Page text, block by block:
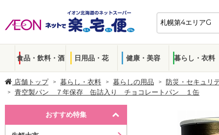
食品・飲料・酒 日用品・花 健康・美容 暮らし・衣料
店舗トップ 暮らし・衣料 暮らしの用品
防災・セキュリ
青空製パン ７年保存 缶詰入り チョコレートパン １缶
おすすめ特集